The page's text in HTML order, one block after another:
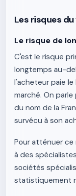
Les risques
Le risque de
C'est le risque
longtemps au-
l'acheteur paie
marché. On
du nom de la
survécu à son
Pour atténuer
à des
sociétés
statistiquement